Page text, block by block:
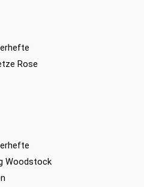
Rose
Woodstock